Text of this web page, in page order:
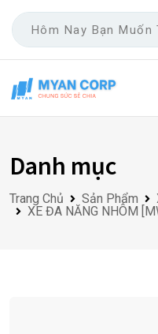
Skip
content
Danh mục
Trang Chủ Sản Phẩm
XE ĐA NĂNG NHÔM